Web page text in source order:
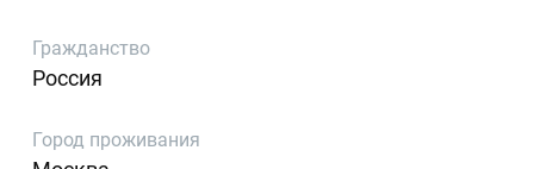
Гражданство
Россия
Город проживания